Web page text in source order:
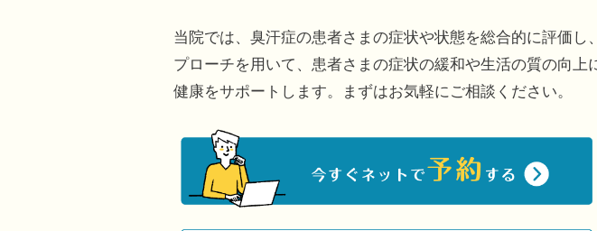
当院では、臭汗症の患者さまの症状や状態を総合的に評価
プローチを用いて、患者さまの症状の緩和や生活の質の向
健康をサポートします。まずはお気軽にご相談ください。